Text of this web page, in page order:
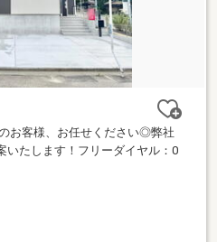
お客様、お任せください◎弊社
いたします！フリーダイヤル：0